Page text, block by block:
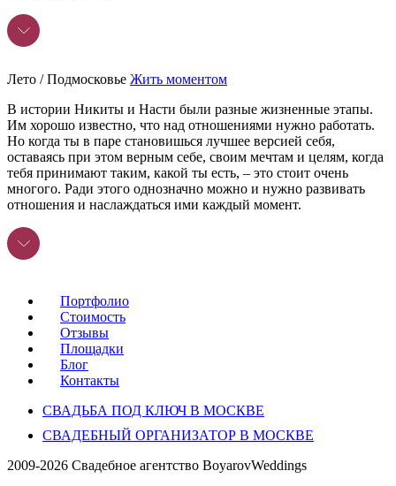
Лето / Подмосковье Жить моментом
В истории Никиты и Насти были разные жизненные этапы.
Им хорошо известно, что над отношениями нужно работать.
Но когда ты в паре становишься лучшее версией себя,
оставаясь при этом верным себе, своим мечтам и целям, когда
тебя принимают таким, какой ты есть, – это стоит очень
многого. Ради этого однозначно можно и нужно развивать
отношения и наслаждаться ими каждый момент.
Портфолио
Стоимость
Отзывы
Площадки
Блог
Контакты
СВАДЬБА ПОД КЛЮЧ В МОСКВЕ
СВАДЕБНЫЙ ОРГАНИЗАТОР В МОСКВЕ
2009-2026 Свадебное агентство BoyarovWeddings